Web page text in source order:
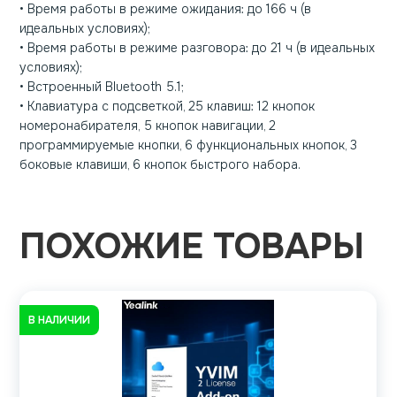
• Время работы в режиме ожидания: до 166 ч (в
идеальных условиях);
• Время работы в режиме разговора: до 21 ч (в идеальных
условиях);
• Встроенный Bluetooth 5.1;
• Клавиатура с подсветкой, 25 клавиш: 12 кнопок
номеронабирателя, 5 кнопок навигации, 2
программируемые кнопки, 6 функциональных кнопок, 3
боковые клавиши, 6 кнопок быстрого набора.
ПОХОЖИЕ ТОВАРЫ
В НАЛИЧИИ